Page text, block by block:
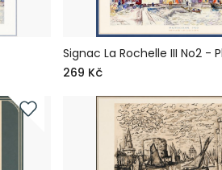
Signac La Rochelle III No2 -
269 Kč